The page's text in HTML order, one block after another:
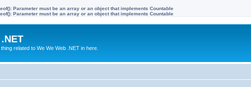
Parameter must be an array or an object that implements Countable
Parameter must be an array or an object that implements Countable
related to We We Web .NET in here.